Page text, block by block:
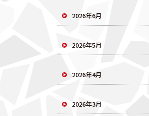
2026年6月
2026年5月
2026年4月
2026年3月